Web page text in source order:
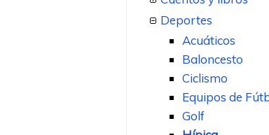
Deportes
Acuáticos
Baloncesto
Ciclismo
Equipos de
Golf